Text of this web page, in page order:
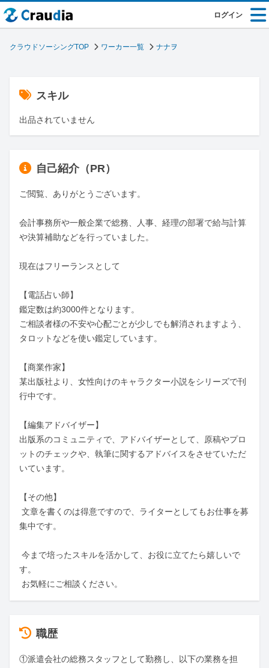
ログイン
クラウドソーシングTOP ワーカー一覧 ナナヲ
スキル
出品されていません
自己紹介（PR）
ご閲覧、ありがとうございます。
会計事務所や一般企業で総務、人事、経理の部署で給与計算
や決算補助などを行っていました。
現在はフリーランスとして
【電話占い師】
鑑定数は約3000件となります。
ご相談者様の不安や心配ごとが少しでも解消されますよう、
タロットなどを使い鑑定しています。
【商業作家】
某出版社より、女性向けのキャラクター小説をシリーズで刊
行中です。
【編集アドバイザー】
出版系のコミュニティで、アドバイザーとして、原稿やプロ
ットのチェックや、執筆に関するアドバイスをさせていただ
いています。
【その他】
集中です。
す。
お気軽にご相談ください。
職歴
①派遣会社の総務スタッフとして勤務し、以下の業務を担